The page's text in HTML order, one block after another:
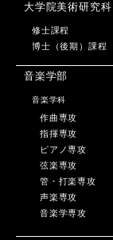
大学院美術研究科
修士課程
博士（後期）課程
音楽学部
音楽学科
作曲専攻
指揮専攻
ピアノ専攻
弦楽専攻
管・打楽専攻
声楽専攻
音楽学専攻